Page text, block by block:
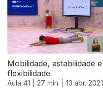
Mobilidade, estabilidade e
flexibilidade
Aula 41 | 27 min. | 13 abr. 2021